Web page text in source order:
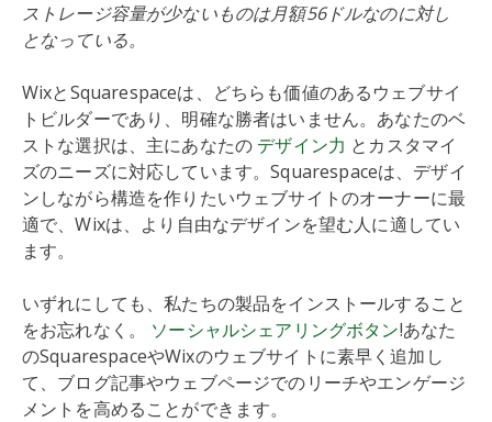
ストレージ容量が少ないものは月額56ドルなのに対し
となっている。
WixとSquarespaceは、どちらも価値のあるウェブサイ
トビルダーであり、明確な勝者はいません。あなたのベ
ストな選択は、主にあなたの デザイン力 とカスタマイ
ズのニーズに対応しています。Squarespaceは、デザイ
ンしながら構造を作りたいウェブサイトのオーナーに最
適で、Wixは、より自由なデザインを望む人に適してい
ます。
いずれにしても、私たちの製品をインストールすること
をお忘れなく。 ソーシャルシェアリングボタン!あなた
のSquarespaceやWixのウェブサイトに素早く追加し
て、ブログ記事やウェブページでのリーチやエンゲージ
メントを高めることができます。